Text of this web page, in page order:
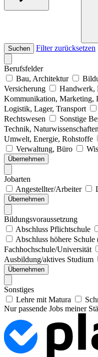
Suchen Filter zurücksetzen
Berufsfelder
Bau, Architektur
Versicherung
Handwerk,
Kommunikation, Marketing,
Logistik, Lager, Transport
Rechtswesen
Sonstige
Technik, Naturwissenschaften
Umwelt, Energie, Rohstoffe
Verwaltung, Büro
Übernehmen
Jobarten
Angestellter/Arbeiter
Übernehmen
Bildungsvoraussetzung
Abschluss Pflichtschule
Abschluss höhere Schule
Fachhochschule/Universität
Ausbildung/aktives Studium
Übernehmen
Sonstiges
Lehre mit Matura
Nur passende Jobs meiner